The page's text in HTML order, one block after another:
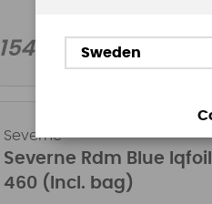
1549 SEK
Severne
Severne Rdm Blue Iqfoil
460 (Incl. bag)
Sweden